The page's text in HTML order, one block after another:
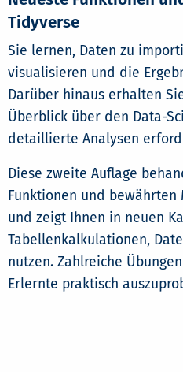
Tidyverse
Sie lernen, Daten zu
visualisieren und die
Darüber hinaus erhalten
Überblick über den Data-
detaillierte Analysen
Diese zweite Auflage
Funktionen und
und zeigt Ihnen in neuen
Tabellenkalkulationen,
nutzen. Zahlreiche
Erlernte praktisch